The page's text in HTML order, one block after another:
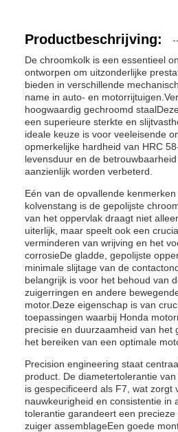
Productbeschrijving:
De chroomkolk is een essentieel
ontworpen om uitzonderlijke
bieden in verschillende
name in auto- en
hoogwaardig gechroomd
een superieure sterkte en
ideale keuze is voor veeleisende
opmerkelijke hardheid van HRC
levensduur en de
aanzienlijk worden verbeterd.
Eén van de opvallende
kolvenstang is de gepolijste
van het oppervlak draagt niet
uiterlijk, maar speelt ook een
verminderen van wrijving en het
corrosieDe gladde, gepolijste
minimale slijtage van de
belangrijk is voor het behoud van
zuigerringen en andere
motor.Deze eigenschap is van
toepassingen waarbij Honda
precisie en duurzaamheid van het
het bereiken van een optimale
Precision engineering staat
product. De diametertolerantie
is gespecificeerd als F7, wat zorgt
nauwkeurigheid en consistentie in
tolerantie garandeert een
zuiger assemblageEen goede